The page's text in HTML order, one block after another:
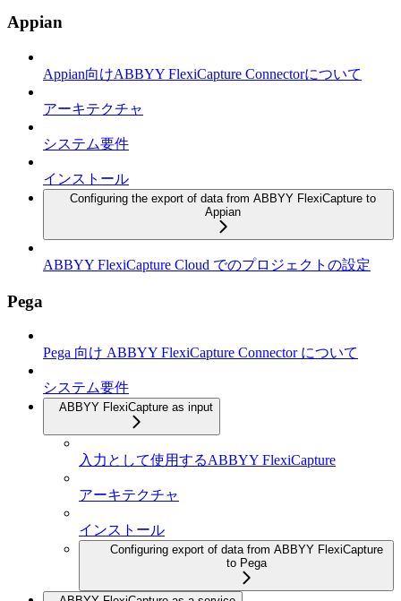
Appian
Appian向けABBYY FlexiCapture Connectorについて
アーキテクチャ
システム要件
インストール
Configuring the export of data from ABBYY FlexiCapture to
Appian
ABBYY FlexiCapture Cloud でのプロジェクトの設定
Pega
Pega 向け ABBYY FlexiCapture Connector について
システム要件
ABBYY FlexiCapture as input
入力として使用するABBYY FlexiCapture
アーキテクチャ
インストール
Configuring export of data from ABBYY FlexiCapture
to Pega